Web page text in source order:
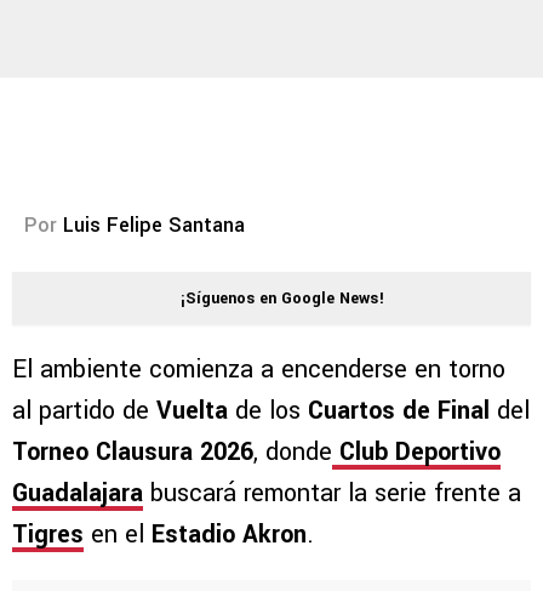
Por Luis Felipe Santana
¡Síguenos en Google News!
El ambiente comienza a encenderse en torno
al partido de Vuelta de los Cuartos de Final del
Torneo Clausura 2026, donde Club Deportivo
Guadalajara buscará remontar la serie frente a
Tigres en el Estadio Akron.